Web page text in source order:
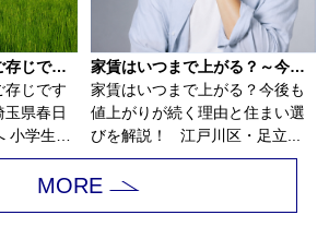
市街化調整区域ってご存じですか？？
存じです
県春日
家賃はいつまで上がる？～今後も値上がりが続く理由と住まい選びを解説～
家賃はいつまで上がる？今後も
値上がりが続く理由と住まい選
びを解説！ 江戸川区・足立...
MORE